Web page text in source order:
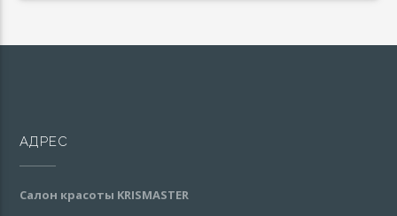
АДРЕС
Салон красоты KRISMASTER